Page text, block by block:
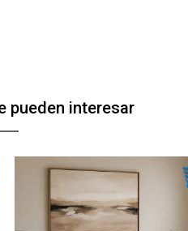
pueden interesar